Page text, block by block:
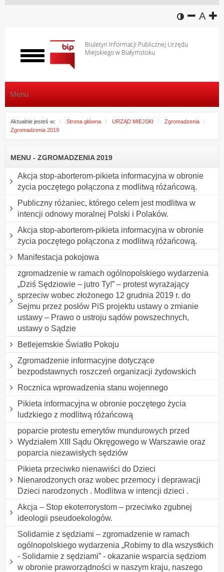
wersja
A
Biuletyn Informacji Publicznej Urzędu
Miejskiego w Białymstoku
Włącz
menu
Menu
Aktualnie jesteś w: Strona główna URZĄD MIEJSKI
Zgromadzenia
Zgromadzenia 2019
MENU - ZGROMADZENIA 2019
Akcja stop-aborterom-pikieta informacyjna w obronie
życia poczętego połączona z modlitwą różańcową.
Publiczny różaniec, którego celem jest modlitwa w
intencji odnowy moralnej Polski i Polaków.
Akcja stop-aborterom-pikieta informacyjna w obronie
życia poczętego połączona z modlitwą różańcową.
Manifestacja pokojowa
zgromadzenie w ramach ogólnopolskiego wydarzenia
„Dziś Sędziowie – jutro Ty!” – protest wyrażający
sprzeciw wobec złożonego 12 grudnia 2019 r. do
Sejmu przez posłów PiS projektu ustawy o zmianie
ustawy – Prawo o ustroju sądów powszechnych,
ustawy o Sądzie
Betlejemskie Światło Pokoju
Zgromadzenie informacyjne dotyczące
bezpodstawnych roszczeń organizacji żydowskich
Rocznica wprowadzenia stanu wojennego
Pikieta informacyjna w obronie poczętego życia
ludzkiego z modlitwą różańcową
poparcie protestu emerytów mundurowych przed
Wydziałem XIII Sądu Okręgowego w Warszawie oraz
poparcia niezawisłych sędziów
Pikieta przeciwko nienawiści do Dzieci
Nienarodzonych oraz wobec przemocy i deprawacji
Dzieci narodzonych . Modlitwa w intencji dzieci .
Akcja – Stop ekoterrorystom – przeciwko zgubnej
ideologii pseudoekologów.
Solidarnie z sędziami – zgromadzenie w ramach
ogólnopolskiego wydarzenia „Robimy to dla wszystkich
- Solidarnie z sędziami” - okazanie wsparcia sędziom
w obronie praworządności w naszym kraju, naszego